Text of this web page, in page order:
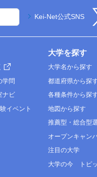
Kei-Net公式SNS
学問
ナビ
イベント
大学を探す
大学名から探す
都道府県から探
各種条件から探
地図から探す
推薦型・総合型
オープンキャン
注目の大学
大学の今 トピ